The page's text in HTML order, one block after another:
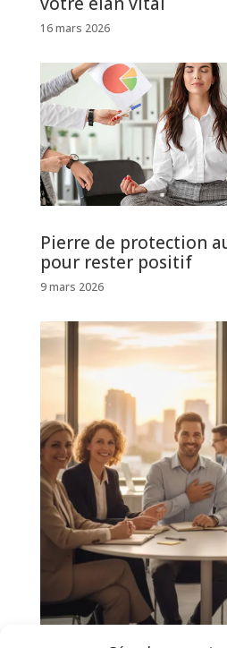
16 mars 2026
Pierre de protection
pour rester positif
9 mars 2026